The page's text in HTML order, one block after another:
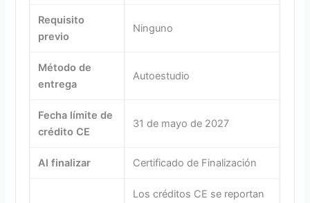
Requisito
previo
Ninguno
Método de
entrega
Autoestudio
Fecha límite de
crédito CE
31 de mayo de 2027
Al finalizar Certificado de Finalización
Los créditos CE se reportan